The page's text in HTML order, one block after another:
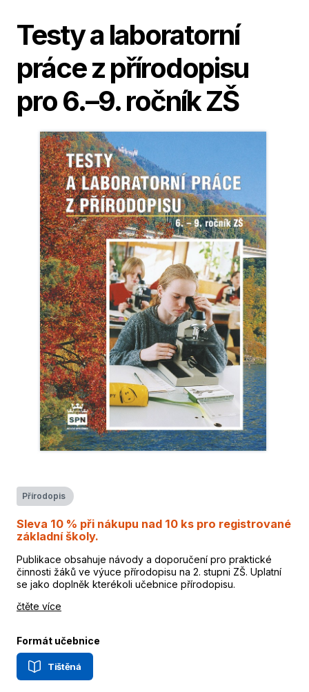
Testy a laboratorní
práce z přírodopisu
pro 6.–9. ročník ZŠ
Přírodopis
Sleva 10 % při nákupu nad 10 ks pro registrované
základní školy.
Publikace obsahuje návody a doporučení pro praktické
činnosti žáků ve výuce přírodopisu na 2. stupni ZŠ. Uplatní
se jako doplněk kterékoli učebnice přírodopisu.
čtěte více
Formát učebnice
Tištěná